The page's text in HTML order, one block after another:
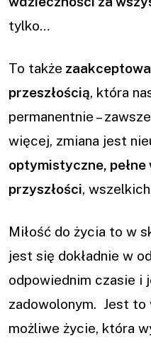
tylko…
To także
przeszłością, która
permanentnie –
więcej, zmiana jest
optymistyczne,
przyszłości,
Miłość do życia to w
jest się dokładnie w
odpowiednim czasie i
zadowolonym. Jest to
możliwe życie, która